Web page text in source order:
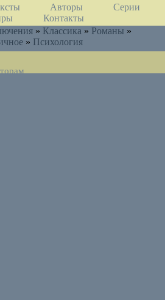
Авторы
Серии
Контакты
» Классика » Романы »
» Психология